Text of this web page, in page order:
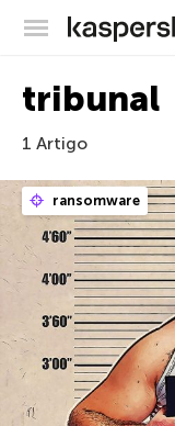
tribunal
1 Artigo
ransomware